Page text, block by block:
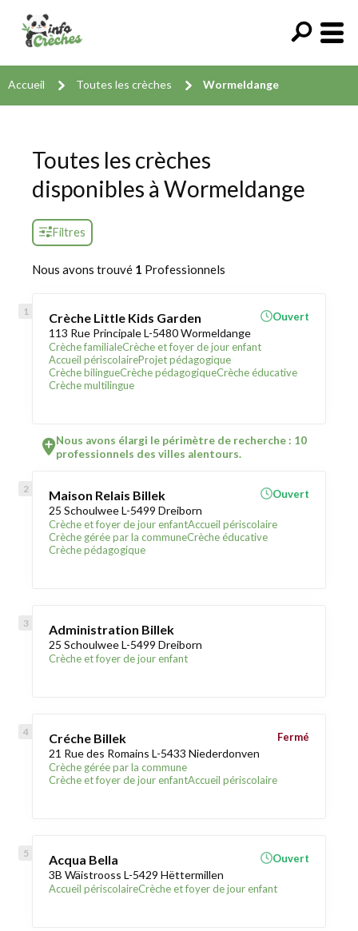
Accueil Toutes les crèches Wormeldange
Toutes les crèches
disponibles à Wormeldange
Filtres
Nous avons trouvé 1 Professionnels
Crèche Little Kids Garden
113 Rue Principale L-5480 Wormeldange
Crèche familialeCrèche et foyer de jour enfant
Accueil périscolaireProjet pédagogique
Crèche bilingueCrèche pédagogiqueCrèche éducative
Crèche multilingue
Ouvert
Nous avons élargi le périmètre de recherche : 10
professionnels des villes alentours.
Maison Relais Billek
25 Schoulwee L-5499 Dreiborn
Crèche et foyer de jour enfantAccueil périscolaire
Crèche gérée par la communeCrèche éducative
Crèche pédagogique
Ouvert
Administration Billek
25 Schoulwee L-5499 Dreiborn
Crèche et foyer de jour enfant
Créche Billek
21 Rue des Romains L-5433 Niederdonven
Crèche gérée par la commune
Crèche et foyer de jour enfantAccueil périscolaire
Fermé
Acqua Bella
3B Wäistrooss L-5429 Hëttermillen
Accueil périscolaireCrèche et foyer de jour enfant
Ouvert